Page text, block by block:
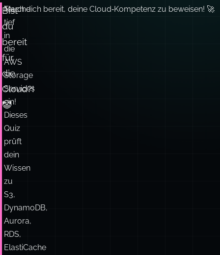
Bist
du
bereit
für
die
Cloud?!
🤡
Tauche
tief
in
die
AWS
Storage
Services
ein!
Dieses
Quiz
prüft
dein
Wissen
zu
S3,
DynamoDB,
Aurora,
RDS,
ElastiCache
Mach dich bereit, deine Cloud‑Kompetenz zu beweisen! 🚀